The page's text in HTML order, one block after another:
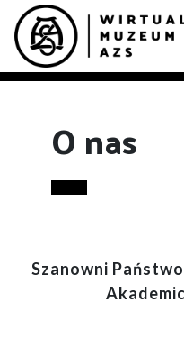
O nas
Szanowni